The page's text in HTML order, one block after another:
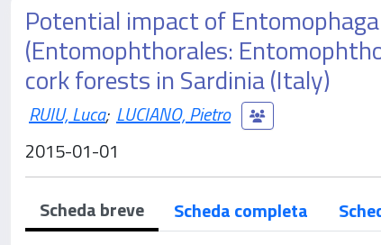
Potential impact of
(Entomophthorales:
cork forests in Sardinia (Italy)
RUIU, Luca; LUCIANO, Pietro
2015-01-01
Scheda breve Scheda completa